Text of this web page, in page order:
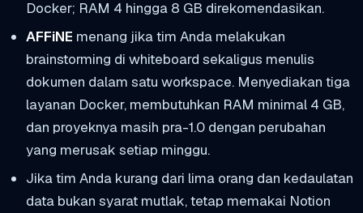
Docker; RAM 4 hingga 8 GB direkomendasikan.
AFFiNE menang jika tim Anda melakukan
brainstorming di whiteboard sekaligus menulis
dokumen dalam satu workspace. Menyediakan tiga
layanan Docker, membutuhkan RAM minimal 4 GB,
dan proyeknya masih pra-1.0 dengan perubahan
yang merusak setiap minggu.
Jika tim Anda kurang dari lima orang dan kedaulatan
data bukan syarat mutlak, tetap memakai Notion